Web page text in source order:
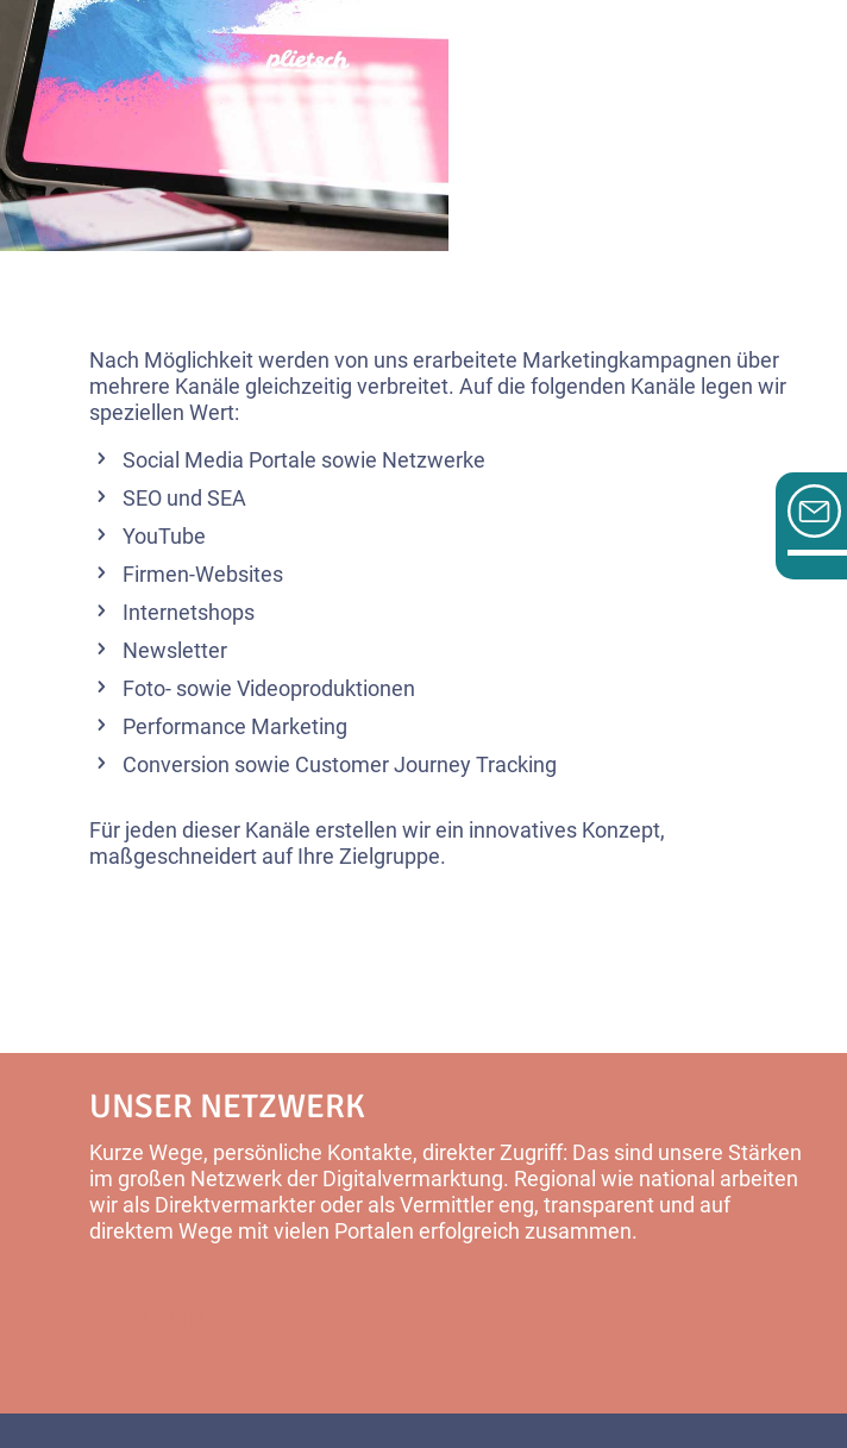
Nach Möglichkeit werden von uns erarbeitete Marketingkampagnen über
mehrere Kanäle gleichzeitig verbreitet. Auf die folgenden Kanäle legen wir
speziellen Wert:
Social Media Portale sowie Netzwerke
SEO und SEA
YouTube
Firmen-Websites
Internetshops
Newsletter
Foto- sowie Videoproduktionen
Performance Marketing
Conversion sowie Customer Journey Tracking
Für jeden dieser Kanäle erstellen wir ein innovatives Konzept,
maßgeschneidert auf Ihre Zielgruppe.
UNSER NETZWERK
Kurze Wege, persönliche Kontakte, direkter Zugriff: Das sind unsere Stärken
im großen Netzwerk der Digitalvermarktung. Regional wie national arbeiten
wir als Direktvermarkter oder als Vermittler eng, transparent und auf
direktem Wege mit vielen Portalen erfolgreich zusammen.